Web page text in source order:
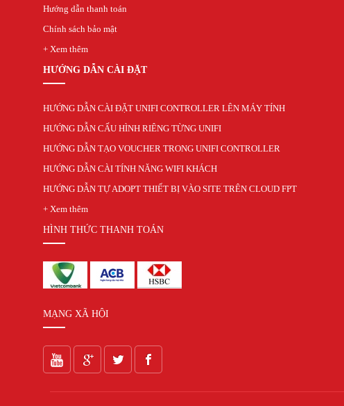
Hướng dẫn thanh toán
Chính sách bảo mật
+ Xem thêm
HƯỚNG DẪN CÀI ĐẶT
HƯỚNG DẪN CÀI ĐẶT UNIFI CONTROLLER LÊN MÁY TÍNH
HƯỚNG DẪN CẤU HÌNH RIÊNG TỪNG UNIFI
HƯỚNG DẪN TẠO VOUCHER TRONG UNIFI CONTROLLER
HƯỚNG DẪN CÀI TÍNH NĂNG WIFI KHÁCH
HƯỚNG DẪN TỰ ADOPT THIẾT BỊ VÀO SITE TRÊN CLOUD FPT
+ Xem thêm
HÌNH THỨC THANH TOÁN
MẠNG XÃ HỘI